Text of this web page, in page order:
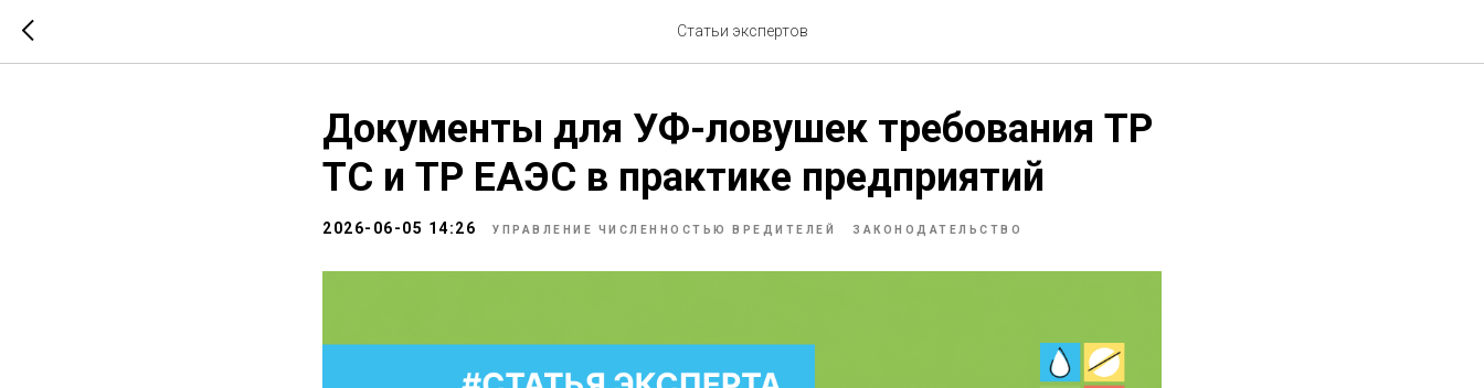
Статьи экспертов
Документы для УФ-ловушек требования ТР
ТС и ТР ЕАЭС в практике предприятий
2026-06-05 14:26 УПРАВЛЕНИЕ ЧИСЛЕННОСТЬЮ ВРЕДИТЕЛЕЙ ЗАКОНОДАТЕЛЬСТВО